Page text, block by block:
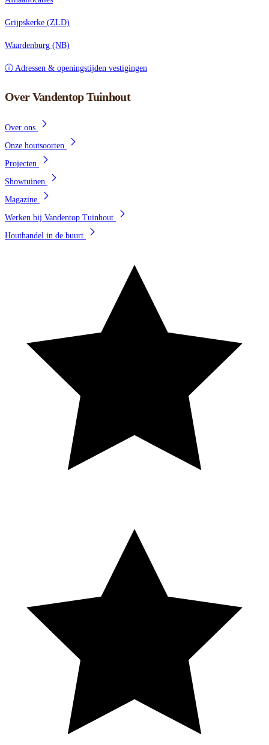
Grijpskerke (ZLD)
Waardenburg (NB)
ⓘ Adressen & openingstijden vestigingen
Over Vandentop Tuinhout
Over ons
Onze houtsoorten
Projecten
Showtuinen
Magazine
Werken bij Vandentop Tuinhout
Houthandel in de buurt